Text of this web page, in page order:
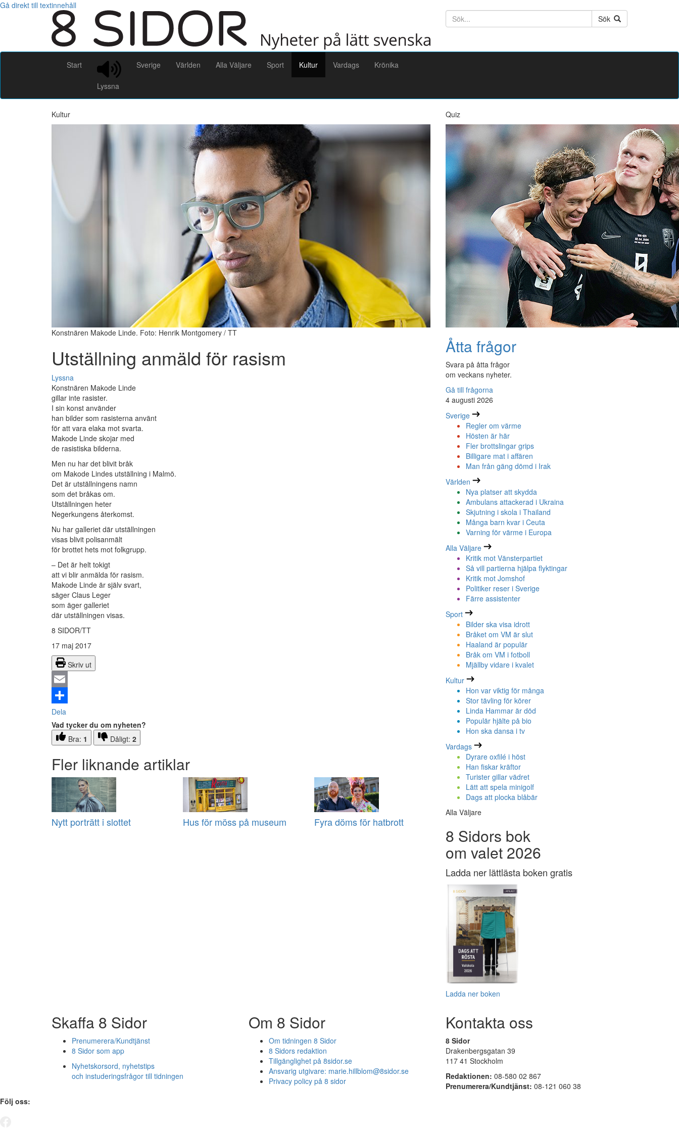
Gå direkt till textinnehåll
Söktext
Sök
Start
Lyssna
Sverige Världen Alla Väljare Sport Kultur Vardags Krönika
Kultur
Konstnären Makode Linde. Foto: Henrik Montgomery / TT
Utställning anmäld för rasism
Lyssna
Konstnären Makode Linde
gillar inte rasister.
I sin konst använder
han bilder som rasisterna använt
för att vara elaka mot svarta.
Makode Linde skojar med
de rasistiska bilderna.
Men nu har det blivit bråk
om Makode Lindes utställning i Malmö.
Det är utställningens namn
som det bråkas om.
Utställningen heter
Negerkungens återkomst.
Nu har galleriet där utställningen
visas blivit polisanmält
för brottet hets mot folkgrupp.
– Det är helt tokigt
att vi blir anmälda för rasism.
Makode Linde är själv svart,
säger Claus Leger
som äger galleriet
där utställningen visas.
8 SIDOR/TT
17 maj 2017
Skriv ut
Email
Dela
Vad tycker du om nyheten?
Bra: 1 Dåligt: 2
Fler liknande artiklar
Nytt porträtt i slottet Hus för möss på museum Fyra döms för hatbrott
Quiz
Åtta frågor
Svara på åtta frågor
om veckans nyheter.
Gå till frågorna
4 augusti 2026
Sverige
Regler om värme
Hösten är här
Fler brottslingar grips
Billigare mat i affären
Man från gäng dömd i Irak
Världen
Nya platser att skydda
Ambulans attackerad i Ukraina
Skjutning i skola i Thailand
Många barn kvar i Ceuta
Varning för värme i Europa
Alla Väljare
Kritik mot Vänsterpartiet
Så vill partierna hjälpa flyktingar
Kritik mot Jomshof
Politiker reser i Sverige
Färre assistenter
Sport
Bilder ska visa idrott
Bråket om VM är slut
Haaland är populär
Bråk om VM i fotboll
Mjällby vidare i kvalet
Kultur
Hon var viktig för många
Stor tävling för körer
Linda Hammar är död
Populär hjälte på bio
Hon ska dansa i tv
Vardags
Dyrare oxfilé i höst
Han fiskar kräftor
Turister gillar vädret
Lätt att spela minigolf
Dags att plocka blåbär
Alla Väljare
8 Sidors bok
om valet 2026
Ladda ner lättlästa boken gratis
Ladda ner boken
Skaffa 8 Sidor
Prenumerera/Kundtjänst
8 Sidor som app
Nyhetskorsord, nyhetstips
och instuderingsfrågor till tidningen
Om 8 Sidor
Om tidningen 8 Sidor
8 Sidors redaktion
Tillgänglighet på 8sidor.se
Ansvarig utgivare: marie.hillblom@8sidor.se
Privacy policy på 8 sidor
Kontakta oss
8 Sidor
Drakenbergsgatan 39
117 41 Stockholm
Redaktionen: 08-580 02 867
Prenumerera/Kundtjänst: 08-121 060 38
Följ oss: